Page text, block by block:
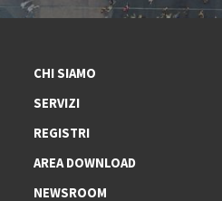
CHI SIAMO
SERVIZI
REGISTRI
AREA DOWNLOAD
NEWSROOM